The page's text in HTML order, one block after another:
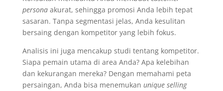
personaakurat, sehingga promosi Anda lebih tepat
sasaran. Tanpa segmentasi jelas, Anda kesulitan
bersaing dengan kompetitor yang lebih fokus.
Analisis ini juga mencakup studi tentang kompetitor.
Siapa pemain utama di area Anda? Apa kelebihan
dan kekurangan mereka? Dengan memahami peta
persaingan, Anda bisa menemukan unique selling